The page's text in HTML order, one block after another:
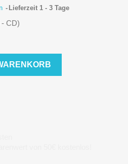
Lieferzeit 1 - 3 Tage
- CD)